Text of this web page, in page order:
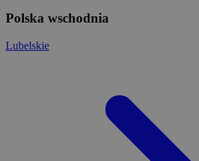
Polska wschodnia
Lubelskie